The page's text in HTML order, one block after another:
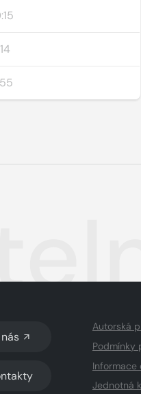
Autorská
Podmínky
Informace
Jednotná